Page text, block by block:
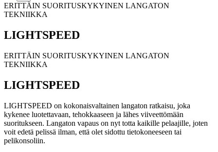
ERITTÄIN SUORITUSKYKYINEN LANGATON
TEKNIIKKA
LIGHTSPEED
ERITTÄIN SUORITUSKYKYINEN LANGATON
TEKNIIKKA
LIGHTSPEED
LIGHTSPEED on kokonaisvaltainen langaton ratkaisu, joka
kykenee luotettavaan, tehokkaaseen ja lähes viiveettömään
suoritukseen. Langaton vapaus on nyt totta kaikille pelaajille, joten
voit edetä pelissä ilman, että olet sidottu tietokoneeseen tai
pelikonsoliin.